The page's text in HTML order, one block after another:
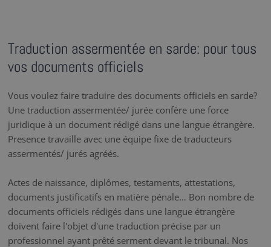
Traduction assermentée en sarde: pour tous
vos documents officiels
Vous voulez faire traduire des documents officiels en sarde?
Une traduction assermentée/ jurée confère une force
juridique à un document rédigé dans une langue étrangère.
Presence travaille avec une équipe fixe de traducteurs
assermentés/ jurés agréés.
Actes de naissance, diplômes, testaments, attestations,
documents justificatifs en matière pénale… Bon nombre de
documents officiels rédigés dans une langue étrangère
doivent faire l'objet d'une traduction précise par un
professionnel ayant prêté serment devant le tribunal. Nos